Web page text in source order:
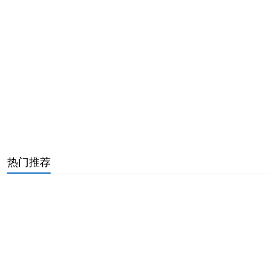
事业线不过感情线好是过好（手掌厚实的人命运详解）
热门推荐